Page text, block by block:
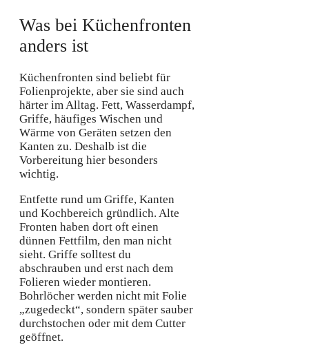
Was bei Küchenfronten
anders ist
Küchenfronten sind beliebt für
Folienprojekte, aber sie sind auch
härter im Alltag. Fett, Wasserdampf,
Griffe, häufiges Wischen und
Wärme von Geräten setzen den
Kanten zu. Deshalb ist die
Vorbereitung hier besonders
wichtig.
Entfette rund um Griffe, Kanten
und Kochbereich gründlich. Alte
Fronten haben dort oft einen
dünnen Fettfilm, den man nicht
sieht. Griffe solltest du
abschrauben und erst nach dem
Folieren wieder montieren.
Bohrlöcher werden nicht mit Folie
„zugedeckt“, sondern später sauber
durchstochen oder mit dem Cutter
geöffnet.